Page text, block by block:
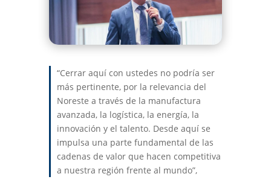
“Cerrar aquí con ustedes no podría ser
más pertinente, por la relevancia del
Noreste a través de la manufactura
avanzada, la logística, la energía, la
innovación y el talento. Desde aquí se
impulsa una parte fundamental de las
cadenas de valor que hacen competitiva
a nuestra región frente al mundo”,